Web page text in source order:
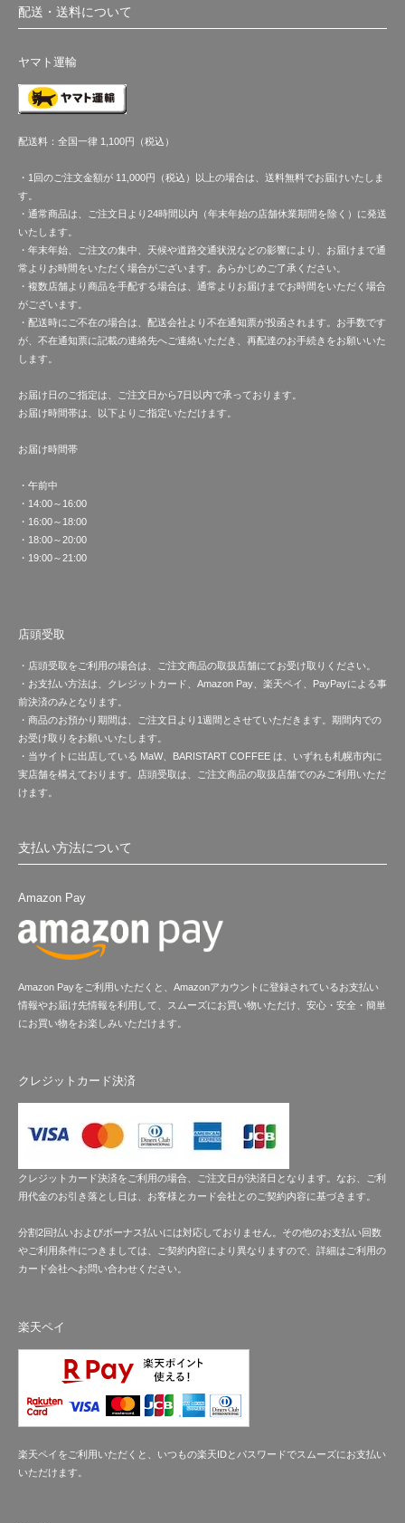
配送・送料について
ヤマト運輸
配送料：全国一律 1,100円（税込）
・1回のご注文金額が 11,000円（税込）以上の場合は、送料無料でお届けいたしま
す。
・通常商品は、ご注文日より24時間以内（年末年始の店舗休業期間を除く）に発送
いたします。
・年末年始、ご注文の集中、天候や道路交通状況などの影響により、お届けまで通
常よりお時間をいただく場合がございます。あらかじめご了承ください。
・複数店舗より商品を手配する場合は、通常よりお届けまでお時間をいただく場合
がございます。
・配送時にご不在の場合は、配送会社より不在通知票が投函されます。お手数です
が、不在通知票に記載の連絡先へご連絡いただき、再配達のお手続きをお願いいた
します。
お届け日のご指定は、ご注文日から7日以内で承っております。
お届け時間帯は、以下よりご指定いただけます。
お届け時間帯
・午前中
・14:00～16:00
・16:00～18:00
・18:00～20:00
・19:00～21:00
店頭受取
・店頭受取をご利用の場合は、ご注文商品の取扱店舗にてお受け取りください。
・お支払い方法は、クレジットカード、Amazon Pay、楽天ペイ、PayPayによる事
前決済のみとなります。
・商品のお預かり期間は、ご注文日より1週間とさせていただきます。期間内での
お受け取りをお願いいたします。
・当サイトに出店している MaW、BARISTART COFFEE は、いずれも札幌市内に
実店舗を構えております。店頭受取は、ご注文商品の取扱店舗でのみご利用いただ
けます。
支払い方法について
Amazon Pay
Amazon Payをご利用いただくと、Amazonアカウントに登録されているお支払い
情報やお届け先情報を利用して、スムーズにお買い物いただけ、安心・安全・簡単
にお買い物をお楽しみいただけます。
クレジットカード決済
クレジットカード決済をご利用の場合、ご注文日が決済日となります。なお、ご利
用代金のお引き落とし日は、お客様とカード会社とのご契約内容に基づきます。
分割2回払いおよびボーナス払いには対応しておりません。その他のお支払い回数
やご利用条件につきましては、ご契約内容により異なりますので、詳細はご利用の
カード会社へお問い合わせください。
楽天ペイ
楽天ペイをご利用いただくと、いつもの楽天IDとパスワードでスムーズにお支払い
いただけます。